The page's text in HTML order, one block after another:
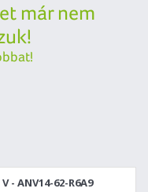
már nem
- ANV14-62-R6A9